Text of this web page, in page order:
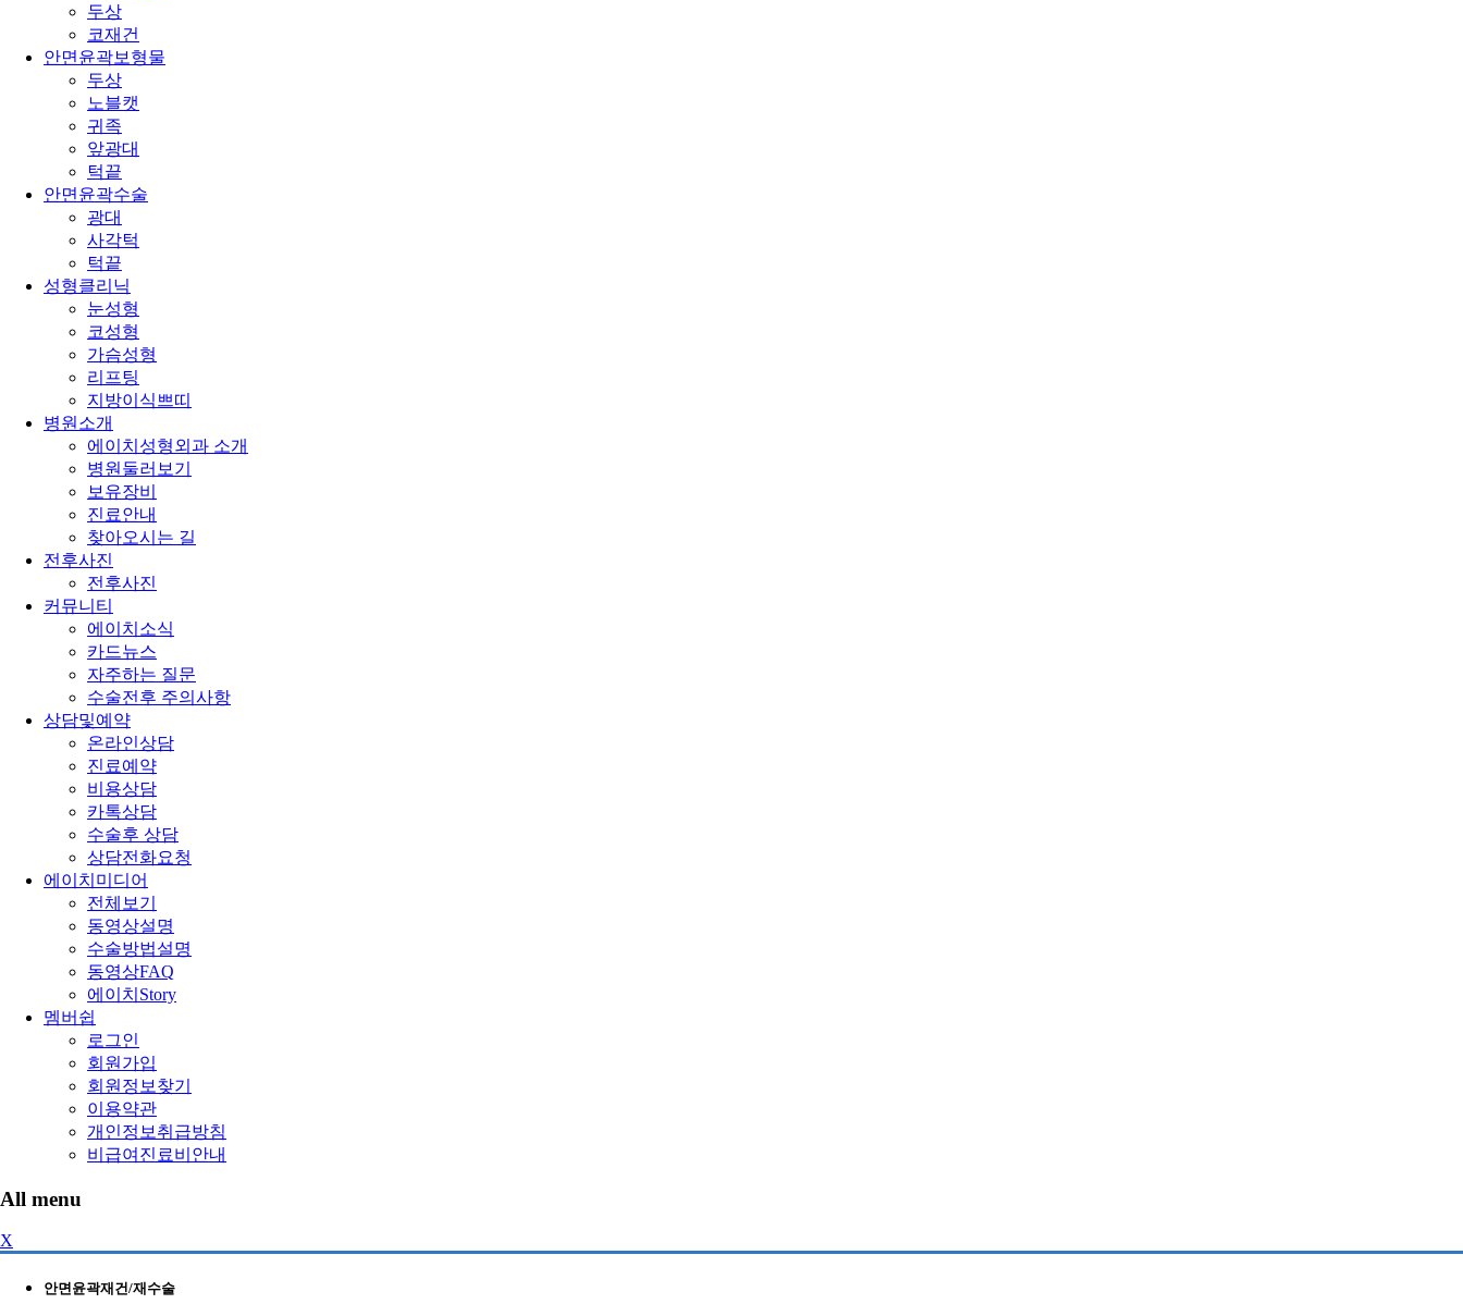
두상
코재건
안면윤곽보형물
두상
노블캣
귀족
앞광대
턱끝
안면윤곽수술
광대
사각턱
턱끝
성형클리닉
눈성형
코성형
가슴성형
리프팅
지방이식쁘띠
병원소개
에이치성형외과 소개
병원둘러보기
보유장비
진료안내
찾아오시는 길
전후사진
전후사진
커뮤니티
에이치소식
카드뉴스
자주하는 질문
수술전후 주의사항
상담및예약
온라인상담
진료예약
비용상담
카톡상담
수술후 상담
상담전화요청
에이치미디어
전체보기
동영상설명
수술방법설명
동영상FAQ
에이치Story
멤버쉽
로그인
회원가입
회원정보찾기
이용약관
개인정보취급방침
비급여진료비안내
All menu
X
안면윤곽재건/재수술